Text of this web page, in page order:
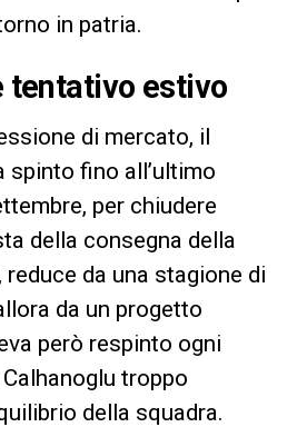
in patria.
tentativo estivo
di mercato, il
spinto fino all’ultimo
per chiudere
della consegna della
reduce da una stagione di
da un progetto
però respinto ogni
troppo
della squadra.